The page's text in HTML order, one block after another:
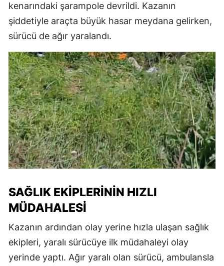
kenarındaki şarampole devrildi. Kazanın
şiddetiyle araçta büyük hasar meydana gelirken,
sürücü de ağır yaralandı.
SAĞLIK EKIPLERININ HIZLI
MÜDAHALESI
Kazanın ardından olay yerine hızla ulaşan sağlık
ekipleri, yaralı sürücüye ilk müdahaleyi olay
yerinde yaptı. Ağır yaralı olan sürücü, ambulansla